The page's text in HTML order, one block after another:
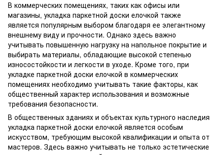
В коммерческих помещениях, таких как офисы или
магазины, укладка паркетной доски елочкой также
является популярным выбором благодаря ее элегантному
внешнему виду и прочности. Однако здесь важно
учитывать повышенную нагрузку на напольное покрытие и
выбирать материалы, обладающие высокой степенью
износостойкости и легкости в уходе. Кроме того, при
укладке паркетной доски елочкой в коммерческих
помещениях необходимо учитывать такие факторы, как
общественный характер использования и возможные
требования безопасности.
В общественных зданиях и объектах культурного наследия
укладка паркетной доски елочкой является особым
искусством, требующим высокой квалификации и опыта от
мастеров. Здесь важно учитывать не только эстетические